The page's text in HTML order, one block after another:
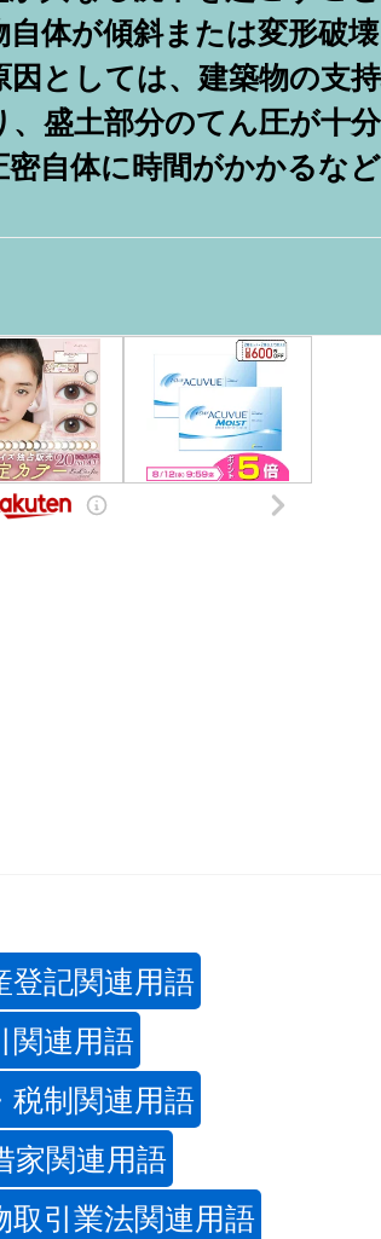
体が傾斜または変形破
としては、建築物の支
盛土部分のてん圧が十分
自体に時間がかかるな
登記関連用語
関連用語
税制関連用語
家関連用語
取引業法関連用語